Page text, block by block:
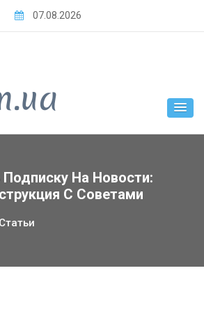
07.08.2026
На Новости:
С Советами